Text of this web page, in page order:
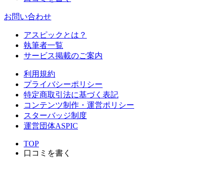
お問い合わせ
アスピックとは？
執筆者一覧
サービス掲載のご案内
利用規約
プライバシーポリシー
特定商取引法に基づく表記
コンテンツ制作・運営ポリシー
スターバッジ制度
運営団体ASPIC
TOP
口コミを書く